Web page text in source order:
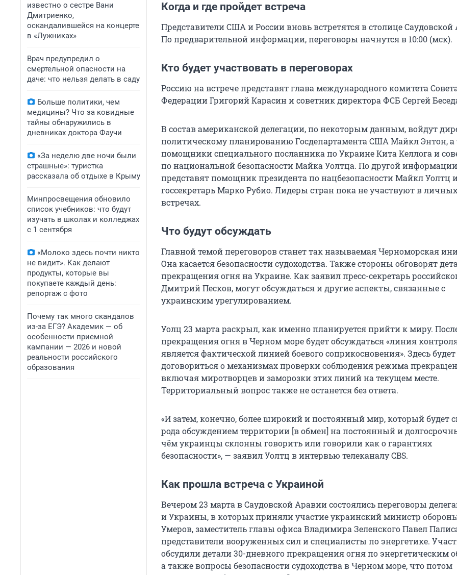
известно о сестре Вани
Дмитриенко,
оскандалившейся на концерте
в «Лужниках»
Врач предупредил о
смертельной опасности на
даче: что нельзя делать в саду
Больше политики, чем
медицины? Что за ковидные
тайны обнаружились в
дневниках доктора Фаучи
«За неделю две ночи были
страшные»: туристка
рассказала об отдыхе в Крыму
Минпросвещения обновило
список учебников: что будут
изучать в школах и колледжах
с 1 сентября
«Молоко здесь почти никто
не видит». Как делают
продукты, которые вы
покупаете каждый день:
репортаж с фото
Почему так много скандалов
из-за ЕГЭ? Академик — об
особенности приемной
кампании — 2026 и новой
реальности российского
образования
Когда и где пройдет встреча
Представители США и России вновь встретятся в столице
По предварительной информации, переговоры начнутся в 10:00 (мск).
Кто будет участвовать в переговорах
Россию на встрече представят глава международного комитета
Федерации Григорий Карасин и советник директора ФСБ Сергей
В состав американской делегации, по некоторым данным, войдут
политическому планированию Госдепартамента США Майкл Энтон, а
помощники специального посланника по Украине Кита Келлога и
по национальной безопасности Майка Уолтца. По другой
представят помощник президента по нацбезопасности Майкл Уолтц
госсекретарь Марко Рубио. Лидеры стран пока не участвуют в личных
встречах.
Что будут обсуждать
Главной темой переговоров станет так называемая Черноморская
Она касается безопасности судоходства. Также стороны обговорят
прекращения огня на Украине. Как заявил пресс-секретарь
Дмитрий Песков, могут обсуждаться и другие аспекты, связанные с
украинским урегулированием.
Уолц 23 марта раскрыл, как именно планируется прийти к миру.
прекращения огня в Черном море будет обсуждаться «линия
является фактической линией боевого соприкосновения». Здесь
договориться о механизмах проверки соблюдения режима
включая миротворцев и заморозки этих линий на текущем месте.
Территориальный вопрос также не останется без ответа.
«И затем, конечно, более широкий и постоянный мир, который будет
рода обсуждением территории [в обмен] на постоянный и
чём украинцы склонны говорить или говорили как о гарантиях
безопасности», — заявил Уолтц в интервью телеканалу CBS.
Как прошла встреча с Украиной
Вечером 23 марта в Саудовской Аравии состоялись переговоры
и Украины, в которых приняли участие украинский министр
Умеров, заместитель главы офиса Владимира Зеленского Павел
представители вооруженных сил и специалисты по энергетике.
обсудили детали 30-дневного прекращения огня по энергетическим
а также вопросы безопасности судоходства в Черном море, что потом